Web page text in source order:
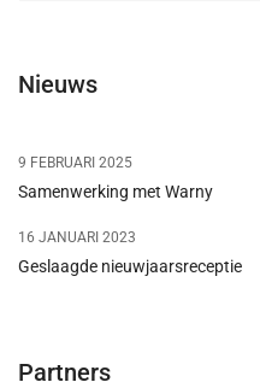
Nieuws
9 FEBRUARI 2025
Samenwerking met Warny
16 JANUARI 2023
Geslaagde nieuwjaarsreceptie
Partners